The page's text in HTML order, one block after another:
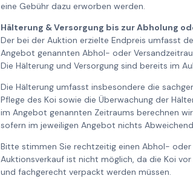
eine Gebühr dazu erworben werden.
Hälterung & Versorgung bis zur Abholung
Der bei der Auktion erzielte Endpreis umfasst
Angebot genannten Abhol- oder
Die Hälterung und Versorgung sind bereits im
Die Hälterung umfasst insbesondere die
Pflege des Koi sowie die Überwachung der
im Angebot genannten Zeitraums berechnen
sofern im jeweiligen Angebot nichts
Bitte stimmen Sie rechtzeitig einen Abhol-
Auktionsverkauf ist nicht möglich, da die Koi
und fachgerecht verpackt werden müssen.